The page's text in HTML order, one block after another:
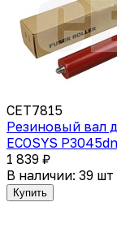
CET7815
Резиновый вал
ECOSYS
1 839 ₽
В наличии: 39 шт
Купить